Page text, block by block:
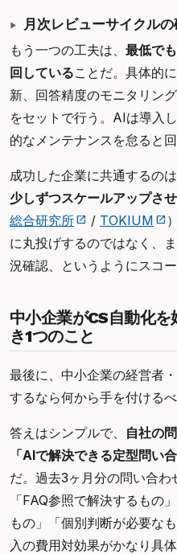
月次レビューサイクルの
もう一つの工夫は、 最低で
回していることだ。具体的
新、回答精度のモニタリン
をセットで行う。AIは導入
的なメンテナンスを怠ると
成功した企業に共通するのは
少しずつスケールアップさ
総合研究所
/ TOKIUM
に丸投げするのではなく、
況確認、というようにスコ
中小企業がCS自動化
き1つのこと
最後に、中小企業の経営者
するなら何から手を付ける
答えはシンプルで、 自社の
「AIで解決できる定型問い
だ。過去3ヶ月分の問い合わ
「FAQ参照で解決するもの
もの」「個別判断が必要な
入の費用対効果がかなり具